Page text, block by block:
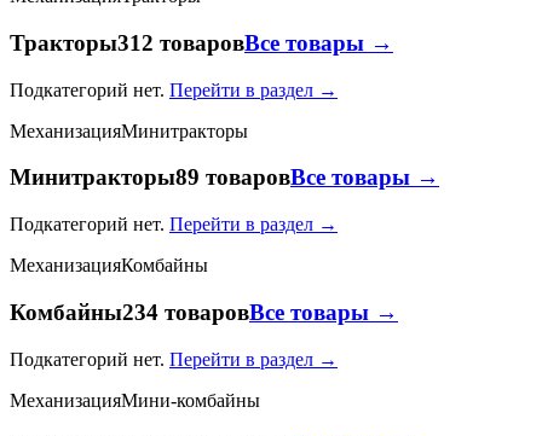
Тракторы312 товаровВсе товары →
Подкатегорий нет. Перейти в раздел →
МеханизацияМинитракторы
Минитракторы89 товаровВсе товары →
Подкатегорий нет. Перейти в раздел →
МеханизацияКомбайны
Комбайны234 товаровВсе товары →
Подкатегорий нет. Перейти в раздел →
МеханизацияМини-комбайны